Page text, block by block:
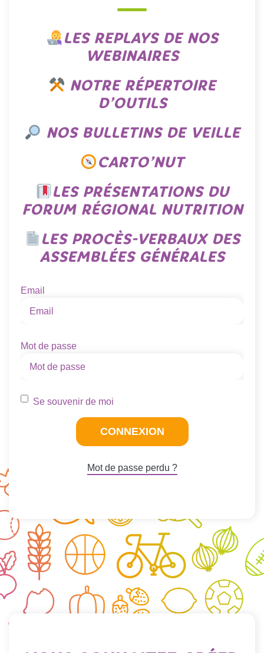
LES REPLAYS DE NOS
WEBINAIRES
NOTRE RÉPERTOIRE
D’OUTILS
NOS BULLETINS DE VEILLE
CARTO’NUT
LES PRÉSENTATIONS DU
FORUM RÉGIONAL NUTRITION
LES PROCÈS-VERBAUX DES
ASSEMBLÉES GÉNÉRALES
Email
Mot de passe
Se souvenir de moi
Mot de passe perdu ?